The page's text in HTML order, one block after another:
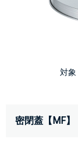
対象
密閉蓋【MF】